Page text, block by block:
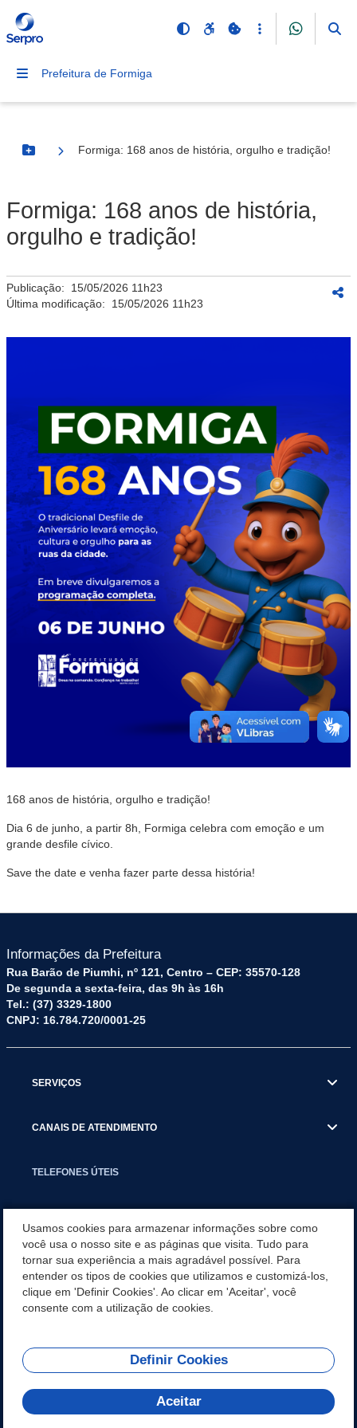
Prefeitura de Formiga
Botão Menu
Formiga: 168 anos de história, orgulho e tradição!
Formiga: 168 anos de história,
orgulho e tradição!
Publicação: 15/05/2026 11h23
Última modificação: 15/05/2026 11h23
168 anos de história, orgulho e tradição!
Dia 6 de junho, a partir 8h, Formiga celebra com emoção e um
grande desfile cívico.
Save the date e venha fazer parte dessa história!
Informações da Prefeitura
Rua Barão de Piumhi, nº 121, Centro – CEP: 35570-128
De segunda a sexta-feira, das 9h às 16h
Tel.: (37) 3329-1800
CNPJ: 16.784.720/0001-25
SERVIÇOS
CANAIS DE ATENDIMENTO
TELEFONES ÚTEIS
NOTÍCIAS
APLICATIVO
REDES SOCIAIS
Usamos cookies para armazenar informações sobre como
você usa o nosso site e as páginas que visita. Tudo para
tornar sua experiência a mais agradável possível. Para
entender os tipos de cookies que utilizamos e customizá-los,
clique em 'Definir Cookies'. Ao clicar em 'Aceitar', você
consente com a utilização de cookies.
Definir Cookies
Aceitar